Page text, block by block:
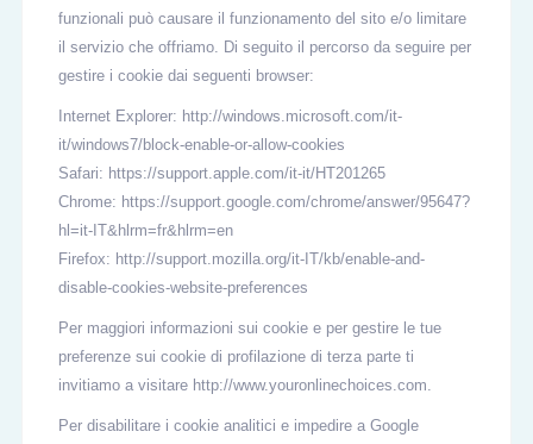
funzionali può causare il funzionamento del sito e/o limitare
il servizio che offriamo. Di seguito il percorso da seguire per
gestire i cookie dai seguenti browser:
Internet Explorer: http://windows.microsoft.com/it-
it/windows7/block-enable-or-allow-cookies
Safari: https://support.apple.com/it-it/HT201265
Chrome: https://support.google.com/chrome/answer/95647?
hl=it-IT&hlrm=fr&hlrm=en
Firefox: http://support.mozilla.org/it-IT/kb/enable-and-
disable-cookies-website-preferences
Per maggiori informazioni sui cookie e per gestire le tue
preferenze sui cookie di profilazione di terza parte ti
invitiamo a visitare http://www.youronlinechoices.com.
Per disabilitare i cookie analitici e impedire a Google